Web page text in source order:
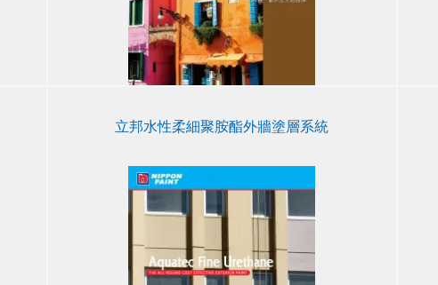
立邦水性柔細聚胺酯外牆塗層系統